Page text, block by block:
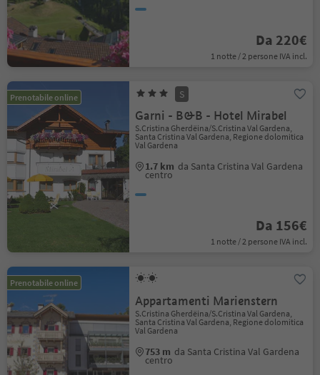
Da 220€
1 notte / 2 persone IVA incl.
Prenotabile online S
Garni - B&B - Hotel Mirabel
S.Cristina Gherdëina/S.Cristina Val Gardena,
Santa Cristina Val Gardena, Regione dolomitica
Val Gardena
1.7 km da Santa Cristina Val Gardena
centro
Da 156€
1 notte / 2 persone IVA incl.
Prenotabile online
Appartamenti Marienstern
S.Cristina Gherdëina/S.Cristina Val Gardena,
Santa Cristina Val Gardena, Regione dolomitica
Val Gardena
753 m da Santa Cristina Val Gardena
centro